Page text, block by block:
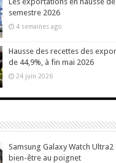
semestre 2026
4 semaines ago
Hausse des recettes des
de 44,9%, à fin mai 2026
24 juin 2026
Samsung Galaxy Watch
bien-être au poignet